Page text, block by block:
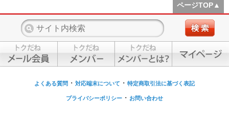
ページTOP▲
よくある質問 ・ 対応端末について ・ 特定商取引法に基づく表記
プライバシーポリシー ・ お問い合わせ